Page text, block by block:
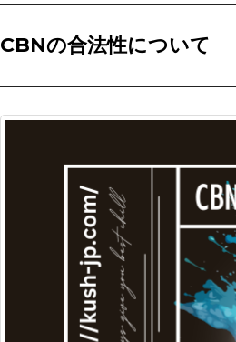
CBNの合法性について